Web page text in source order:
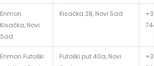
Enmon
Kisačka, Novi
Sad
Kisačka 28, Novi Sad
Enmon Futoški
Futoški put 40a, Novi